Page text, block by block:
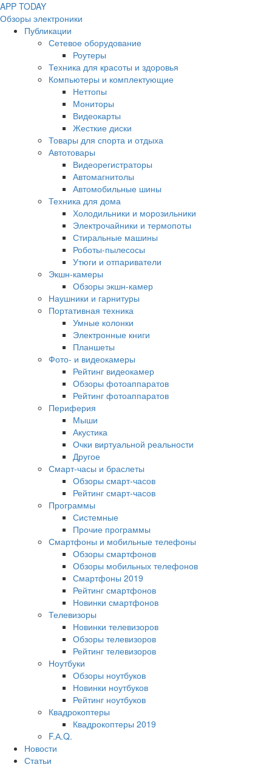
APP TODAY
Обзоры электроники
Публикации
Сетевое оборудование
Роутеры
Техника для красоты и здоровья
Компьютеры и комплектующие
Неттопы
Мониторы
Видеокарты
Жесткие диски
Товары для спорта и отдыха
Автотовары
Видеорегистраторы
Автомагнитолы
Автомобильные шины
Техника для дома
Холодильники и морозильники
Электрочайники и термопоты
Стиральные машины
Роботы-пылесосы
Утюги и отпариватели
Экшн-камеры
Обзоры экшн-камер
Наушники и гарнитуры
Портативная техника
Умные колонки
Электронные книги
Планшеты
Фото- и видеокамеры
Рейтинг видеокамер
Обзоры фотоаппаратов
Рейтинг фотоаппаратов
Периферия
Мыши
Акустика
Очки виртуальной реальности
Другое
Смарт-часы и браслеты
Обзоры смарт-часов
Рейтинг смарт-часов
Программы
Системные
Прочие программы
Смартфоны и мобильные телефоны
Обзоры смартфонов
Обзоры мобильных телефонов
Смартфоны 2019
Рейтинг смартфонов
Новинки смартфонов
Телевизоры
Новинки телевизоров
Обзоры телевизоров
Рейтинг телевизоров
Ноутбуки
Обзоры ноутбуков
Новинки ноутбуков
Рейтинг ноутбуков
Квадрокоптеры
Квадрокоптеры 2019
F.А.Q.
Новости
Статьи